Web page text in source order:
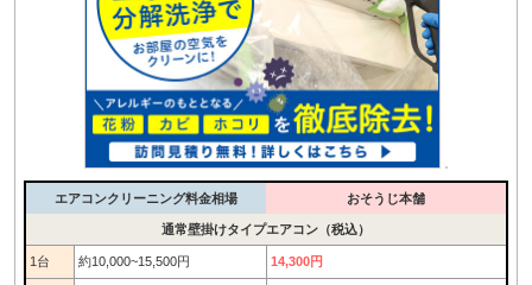
エアコンクリーニング料金相場 おそうじ本舗
通常壁掛けタイプエアコン（税込）
1台 約10,000~15,500円 14,300円